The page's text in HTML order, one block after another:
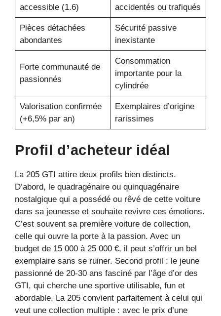
accessible (1.6)
accidentés ou trafiqués
Pièces détachées
abondantes
Sécurité passive
inexistante
Forte communauté de
passionnés
Consommation
importante pour la
cylindrée
Valorisation confirmée
(+6,5% par an)
Exemplaires d’origine
rarissimes
Profil d’acheteur idéal
La 205 GTI attire deux profils bien distincts.
D’abord, le quadragénaire ou quinquagénaire
nostalgique qui a possédé ou rêvé de cette voiture
dans sa jeunesse et souhaite revivre ces émotions.
C’est souvent sa première voiture de collection,
celle qui ouvre la porte à la passion. Avec un
budget de 15 000 à 25 000 €, il peut s’offrir un bel
exemplaire sans se ruiner. Second profil : le jeune
passionné de 20-30 ans fasciné par l’âge d’or des
GTI, qui cherche une sportive utilisable, fun et
abordable. La 205 convient parfaitement à celui qui
veut une collection multiple : avec le prix d’une